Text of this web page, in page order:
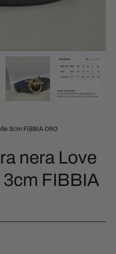
3cm FIBBIA ORO
nera Love
FIBBIA